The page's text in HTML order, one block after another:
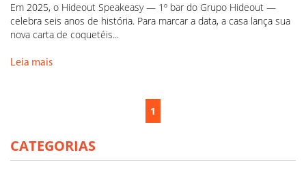
Em 2025, o Hideout Speakeasy — 1º bar do Grupo Hideout —
celebra seis anos de história. Para marcar a data, a casa lança sua
nova carta de coquetéis...
Leia mais
1
CATEGORIAS